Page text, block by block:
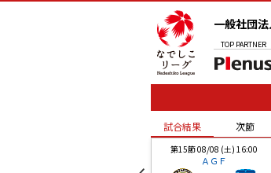
一般社団
TOP PARTNER
試合結果 次節
第15節 08/08 (土) 16:00
ＡＧＦ